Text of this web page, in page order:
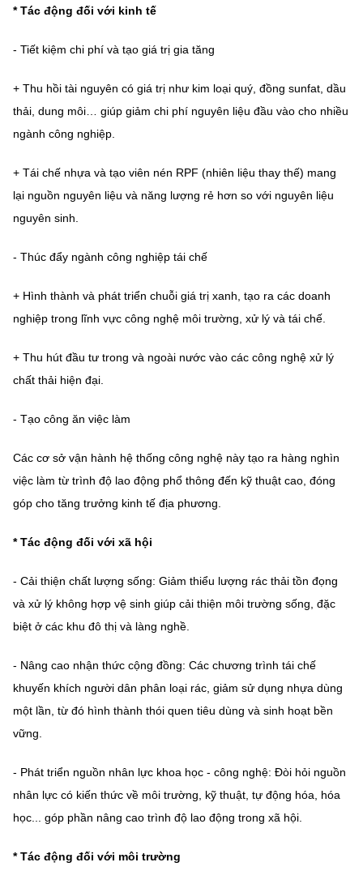
BỘ KHOA HỌC VÀ CÔNG NGHỆ
Điều khoản sử dụng Theo dõi MST:
Cơ quan chủ quản: Bộ Khoa học và Công nghệ (MST)
Chịu trách nhiệm nội dung: Nguyễn Thị Hải Hằng
Liên hệ
Điện thoại: 024 3936 9506
Email:stc@mst.gov.vn
(Ghi rõ nguồn "https://mst.gov.vn" khi phát hành lại thông tin từ
* Tác động đối với kinh tế
- Tiết kiệm chi phí và tạo giá trị gia tăng
+ Thu hồi tài nguyên có giá trị như kim loại quý, đồng sunfat, dầu
thải, dung môi… giúp giảm chi phí nguyên liệu đầu vào cho nhiều
ngành công nghiệp.
+ Tái chế nhựa và tạo viên nén RPF (nhiên liệu thay thế) mang
lại nguồn nguyên liệu và năng lượng rẻ hơn so với nguyên liệu
nguyên sinh.
- Thúc đẩy ngành công nghiệp tái chế
+ Hình thành và phát triển chuỗi giá trị xanh, tạo ra các doanh
nghiệp trong lĩnh vực công nghệ môi trường, xử lý và tái chế.
+ Thu hút đầu tư trong và ngoài nước vào các công nghệ xử lý
chất thải hiện đại.
- Tạo công ăn việc làm
Các cơ sở vận hành hệ thống công nghệ này tạo ra hàng nghìn
việc làm từ trình độ lao động phổ thông đến kỹ thuật cao, đóng
góp cho tăng trưởng kinh tế địa phương.
* Tác động đối với xã hội
- Cải thiện chất lượng sống: Giảm thiểu lượng rác thải tồn đọng
và xử lý không hợp vệ sinh giúp cải thiện môi trường sống, đặc
biệt ở các khu đô thị và làng nghề.
- Nâng cao nhận thức cộng đồng: Các chương trình tái chế
khuyến khích người dân phân loại rác, giảm sử dụng nhựa dùng
một lần, từ đó hình thành thói quen tiêu dùng và sinh hoạt bền
vững.
- Phát triển nguồn nhân lực khoa học - công nghệ: Đòi hỏi nguồn
nhân lực có kiến thức về môi trường, kỹ thuật, tự động hóa, hóa
học... góp phần nâng cao trình độ lao động trong xã hội.
* Tác động đối với môi trường